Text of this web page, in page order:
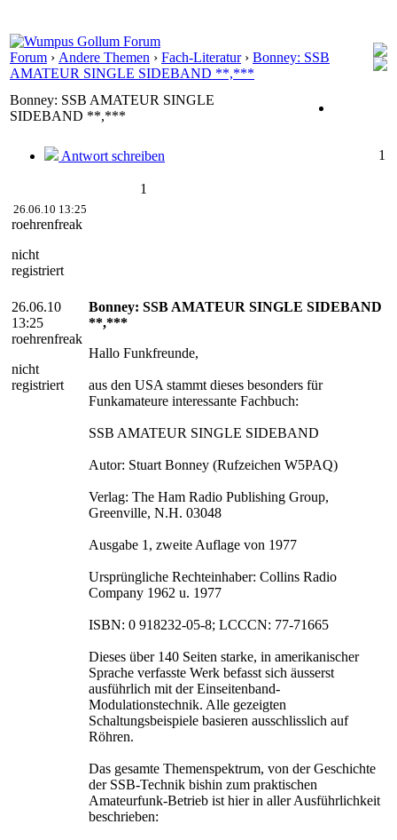
Forum › Andere Themen › Fach-Literatur› Bonney: SSB
AMATEUR SINGLE SIDEBAND **,***
Bonney: SSB AMATEUR SINGLE
SIDEBAND **,***
Antwort schreiben 1
1
26.06.10 13:25
roehrenfreak
nicht
registriert
26.06.10
13:25
roehrenfreak
nicht
registriert
Bonney: SSB AMATEUR SINGLE SIDEBAND
**,***
Hallo Funkfreunde,
aus den USA stammt dieses besonders für
Funkamateure interessante Fachbuch:
SSB AMATEUR SINGLE SIDEBAND
Autor: Stuart Bonney (Rufzeichen W5PAQ)
Verlag: The Ham Radio Publishing Group,
Greenville, N.H. 03048
Ausgabe 1, zweite Auflage von 1977
Ursprüngliche Rechteinhaber: Collins Radio
Company 1962 u. 1977
ISBN: 0 918232-05-8; LCCCN: 77-71665
Dieses über 140 Seiten starke, in amerikanischer
Sprache verfasste Werk befasst sich äusserst
ausführlich mit der Einseitenband-
Modulationstechnik. Alle gezeigten
Schaltungsbeispiele basieren ausschlisslich auf
Röhren.
Das gesamte Themenspektrum, von der Geschichte
der SSB-Technik bishin zum praktischen
Amateurfunk-Betrieb ist hier in aller Ausführlichkeit
beschrieben: